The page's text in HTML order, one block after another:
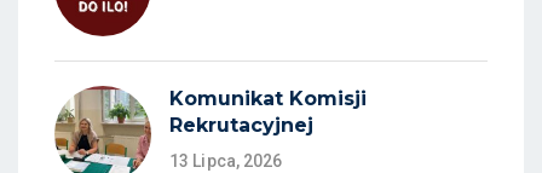
Komunikat Komisji
Rekrutacyjnej
13 Lipca, 2026